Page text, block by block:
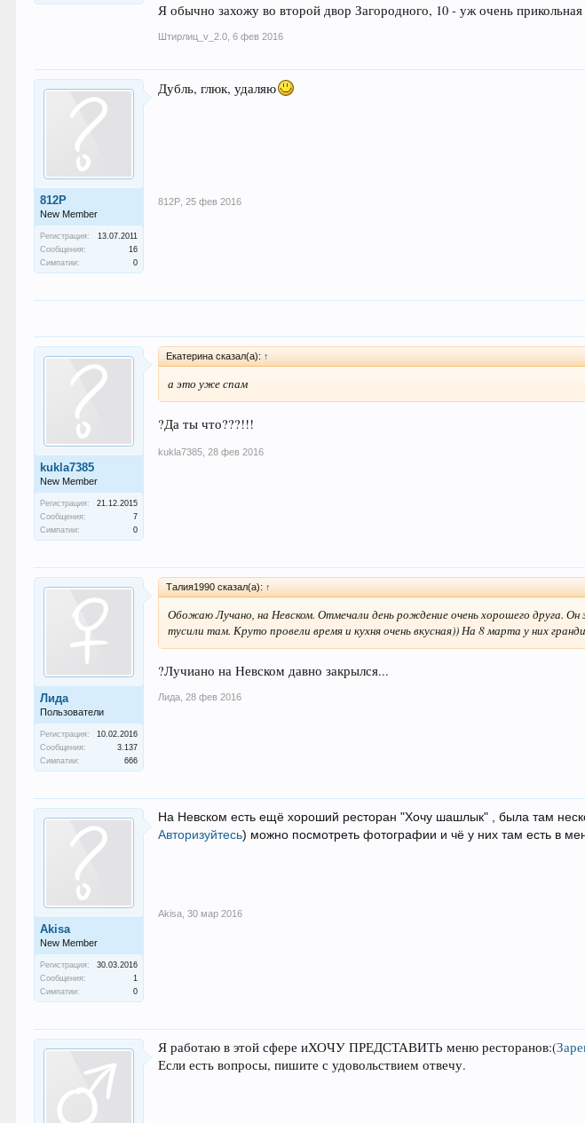
Я обычно захожу во второй двор Загородного, 10 - уж очень
Штирлиц_v_2.0 6 фев 2016
812P
New Member
Регистрация:
13.07.2011
Сообщения:
16
Симпатии:
0
Дубль, глюк, удаляю
812P 25 фев 2016
kukla7385
New Member
Регистрация:
21.12.2015
Сообщения:
7
Симпатии:
0
Екатерина сказал(а): ↑
а это уже спам
?Да ты что???!!!
kukla7385 28 фев 2016
Лида
Пользователи
Регистрация:
10.02.2016
Сообщения:
3.137
Симпатии:
666
Талия1990 сказал(а): ↑
Обожаю Лучано, на Невском. Отмечали день рождение очень хорошего друга. Он
тусили там. Круто провели время и кухня очень вкусная)) На 8 марта у них
?Лучиано на Невском давно закрылся...
Лида 28 фев 2016
Akisa
New Member
Регистрация:
30.03.2016
Сообщения:
1
Симпатии:
0
На Невском есть ещё хороший ресторан "Хочу шашлык" , была там
Авторизуйтесь) можно посмотреть фотографии и чё у них там есть в
Akisa 30 мар 2016
Я работаю в этой сфере иХОЧУ ПРЕДСТАВИТЬ меню ресторанов:(
Если есть вопросы, пишите с удовольствием отвечу.